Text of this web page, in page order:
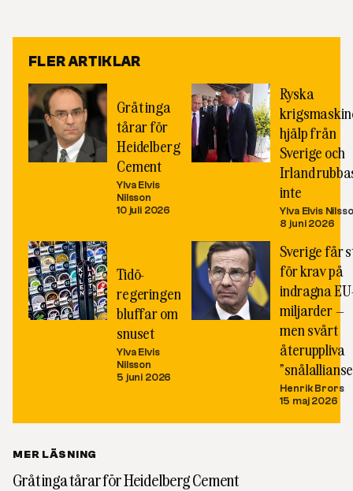
FLER ARTIKLAR
Gråt inga
tårar för
Heidelberg
Cement
Ylva Elvis
Nilsson
10 juli 2026
Ryska
hjälp från
Sverige och
Irland
inte
Ylva Elvis
8 juni 2026
Tidö-
regeringen
bluffar om
snuset
Ylva Elvis
Nilsson
5 juni 2026
Sverige får
för krav på
indragna
miljarder –
men svårt
återuppliva
Henrik Brors
15 maj 2026
MER LÄSNING
Gråt inga tårar för Heidelberg Cement